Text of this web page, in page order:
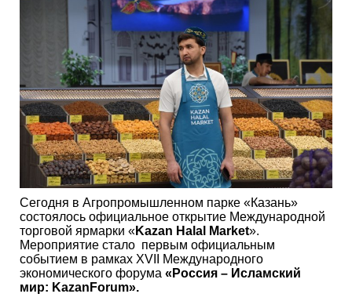
Сегодня в Агропромышленном парке «Казань»
состоялось официальное открытие Международной
торговой ярмарки «Kazan Halal Market».
Мероприятие стало первым официальным
событием в рамках XVII Международного
экономического форума «Россия – Исламский
мир: KazanForum».